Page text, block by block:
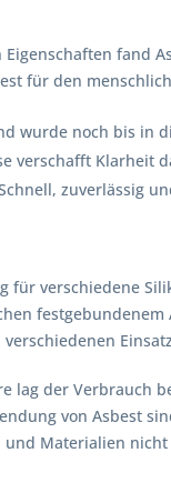
fand
für den
wurde noch bis in
verschafft Klarheit
zuverlässig
für verschiedene
lag der Verbrauch
von Asbest
Materialien